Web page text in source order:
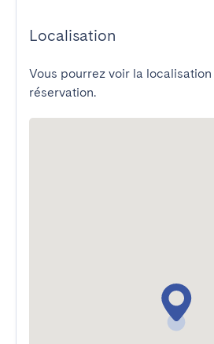
Localisation
Vous pourrez voir la
réservation.